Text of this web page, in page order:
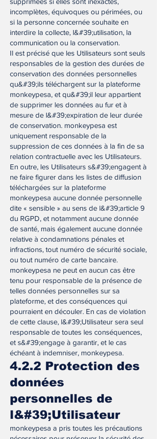
incomplètes, équivoques ou périmées, ou
si la personne concernée souhaite en
interdire la collecte, l&#39;utilisation, la
communication ou la conservation.
Il est précisé que les Utilisateurs sont seuls
responsables de la gestion des durées de
conservation des données personnelles
qu&#39;ils téléchargent sur la plateforme
monkeypesa, et qu&#39;il leur appartient
de supprimer les données au fur et à
mesure de l&#39;expiration de leur durée
de conservation. monkeypesa est
uniquement responsable de la
suppression de ces données à la fin de sa
relation contractuelle avec les Utilisateurs.
En outre, les Utilisateurs s&#39;engagent à
ne faire figurer dans les listes de diffusion
téléchargées sur la plateforme
monkeypesa aucune donnée personnelle
dite « sensible » au sens de l&#39;article 9
du RGPD, et notamment aucune donnée
de santé, mais également aucune donnée
relative à condamnations pénales et
infractions, tout numéro de sécurité sociale,
ou tout numéro de carte bancaire.
monkeypesa ne peut en aucun cas être
tenu pour responsable de la présence de
telles données personnelles sur sa
plateforme, et des conséquences qui
pourraient en découler. En cas de violation
de cette clause, l&#39;Utilisateur sera seul
responsable de toutes les conséquences,
et s&#39;engage à garantir, et le cas
échéant à indemniser, monkeypesa.
4.2.2 Protection des
données
personnelles de
l&#39;Utilisateur
monkeypesa a pris toutes les précautions